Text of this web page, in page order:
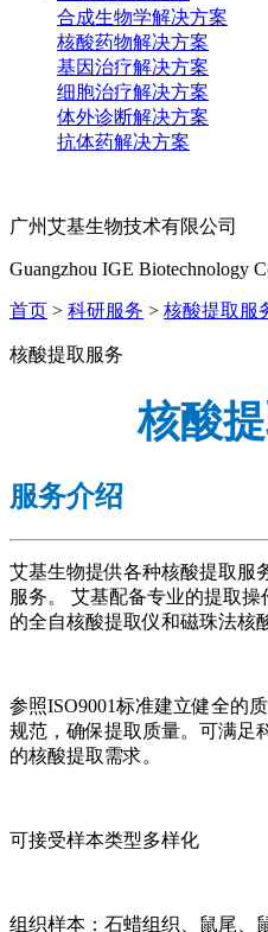
合成生物学解决方案
核酸药物解决方案
基因治疗解决方案
细胞治疗解决方案
体外诊断解决方案
抗体药解决方案
广州艾基生物技术有限公司
Guangzhou IGE Biotechnology
首页 > 科研服务 > 核酸提取服
核酸提取服务
核酸
服务介绍
艾基生物提供各种核酸提取服
服务。 艾基配备专业的提取
的全自核酸提取仪和磁珠法核
参照ISO9001标准建立健全的
规范，确保提取质量。可满足
的核酸提取需求。
可接受样本类型多样化
组织样本：石蜡组织、鼠尾、